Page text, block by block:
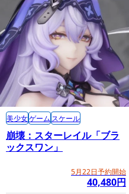
崩壊：スターレイル「ブラ
ックスワン」
5月22日予約開始
40,480円
美少女ゲーム スケール